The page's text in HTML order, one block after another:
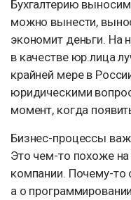
Бухгалтерию
можно вынести,
экономит деньги. На
в качестве юр.лица
крайней мере в
юридическими
момент, когда
Бизнес-процессы
Это чем-то похоже
компании. Почему-то
а о